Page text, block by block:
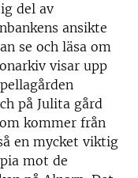
del av
ansikte
se och läsa om
visar upp
på Julita gård
kommer från
en mycket viktig
mot de